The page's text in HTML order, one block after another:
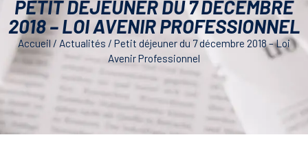
PETIT DÉJEUNER DU 7 DÉCEMBRE
2018 – LOI AVENIR PROFESSIONNEL
Accueil / Actualités / Petit déjeuner du 7 décembre 2018 – Loi
Avenir Professionnel